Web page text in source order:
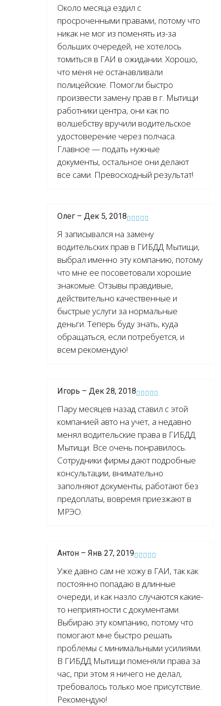
Около месяца ездил с
просроченными правами, потому что
никак не мог из поменять из-за
больших очередей, не хотелось
томиться в ГАИ в ожидании. Хорошо,
что меня не останавливали
полицейские. Помогли быстро
произвести замену прав в г. Мытищи
работники центра, они как по
волшебству вручили водительское
удостоверение через полчаса.
Главное — подать нужные
документы, остальное они делают
все сами. Превосходный результат!
Олег – Дек 5, 2018
Я записывался на замену
водительских прав в ГИБДД Мытищи,
выбрал именно эту компанию, потому
что мне ее посоветовали хорошие
знакомые. Отзывы правдивые,
действительно качественные и
быстрые услуги за нормальные
деньги. Теперь буду знать, куда
обращаться, если потребуется, и
всем рекомендую!
Игорь – Дек 28, 2018
Пару месяцев назад ставил с этой
компанией авто на учет, а недавно
менял водительские права в ГИБДД
Мытищи. Все очень понравилось.
Сотрудники фирмы дают подробные
консультации, внимательно
заполняют документы, работают без
предоплаты, вовремя приезжают в
МРЭО.
Антон – Янв 27, 2019
Уже давно сам не хожу в ГАИ, так как
постоянно попадаю в длинные
очереди, и как назло случаются какие-
то неприятности с документами.
Выбираю эту компанию, потому что
помогают мне быстро решать
проблемы с минимальными усилиями.
В ГИБДД Мытищи поменяли права за
час, при этом я ничего не делал,
требовалось только мое присутствие.
Рекомендую!